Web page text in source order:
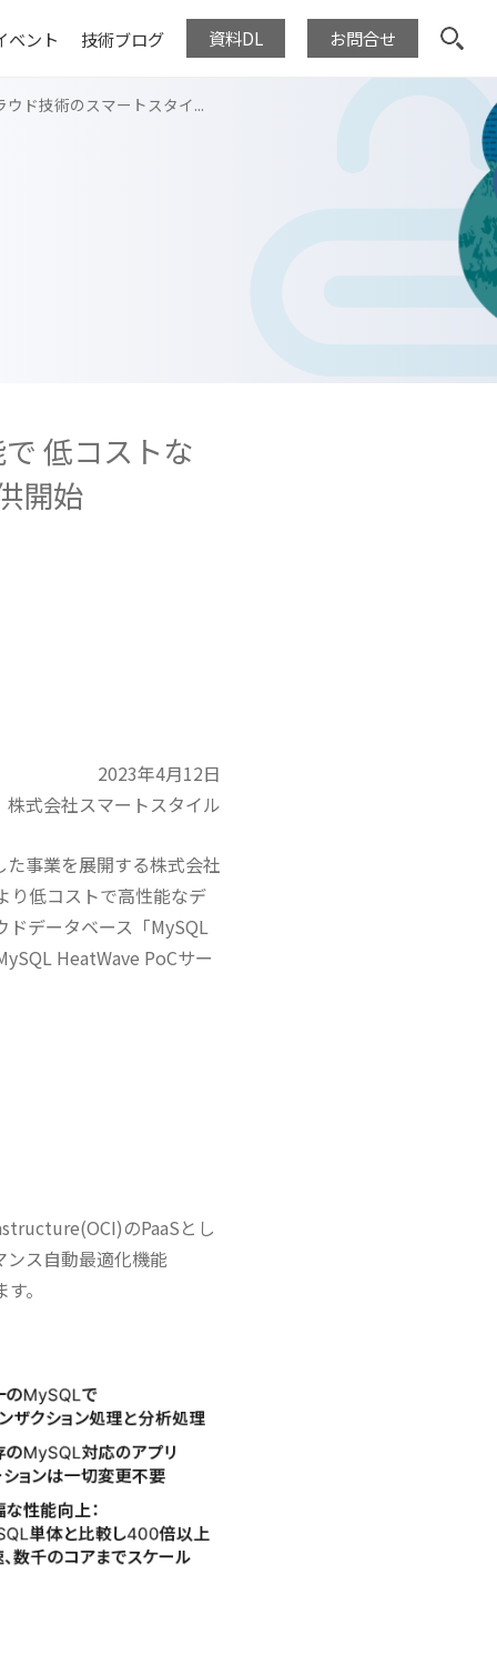
ベント 技術ブログ 資料DL お問合せ
ウド技術のスマートスタイ...
低コストな
開始
2023年4月12日
株式会社スマートスタイル
事業を展開する株式会社
り低コストで高性能なデ
データベース「MySQL
HeatWave PoCサー
のPaaSとし
ス自動最適化機能
。